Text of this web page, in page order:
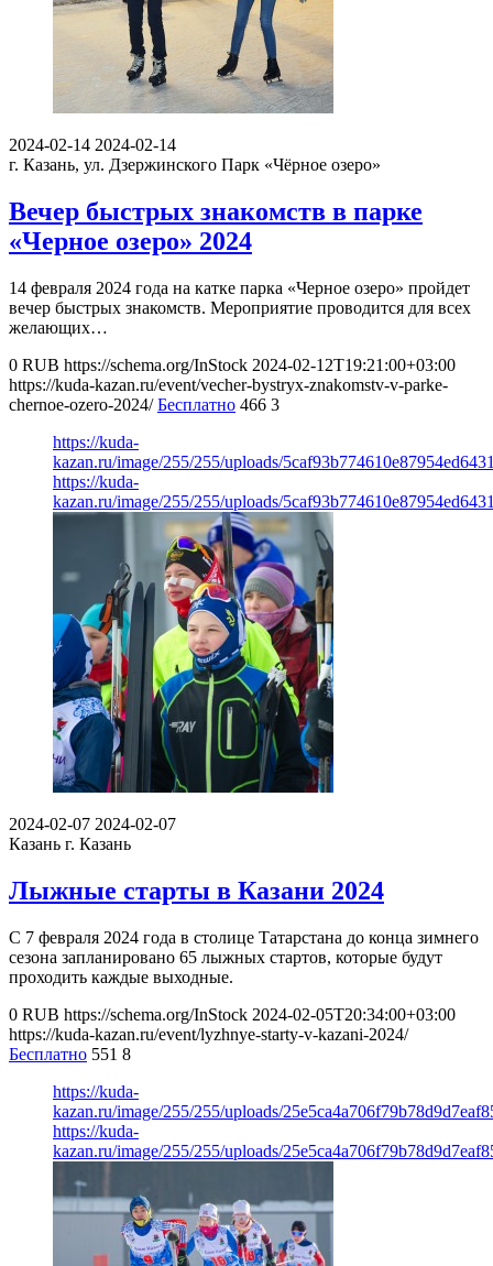
2024-02-14 2024-02-14
г. Казань, ул. Дзержинского Парк «Чёрное озеро»
Вечер быстрых знакомств в парке
«Черное озеро» 2024
14 февраля 2024 года на катке парка «Черное озеро» пройдет
вечер быстрых знакомств. Мероприятие проводится для всех
желающих…
0 RUB https://schema.org/InStock 2024-02-12T19:21:00+03:00
https://kuda-kazan.ru/event/vecher-bystryx-znakomstv-v-parke-
chernoe-ozero-2024/ Бесплатно 466 3
https://kuda-
kazan.ru/image/255/255/uploads/
https://kuda-
kazan.ru/image/255/255/uploads/
2024-02-07 2024-02-07
Казань г. Казань
Лыжные старты в Казани 2024
С 7 февраля 2024 года в столице Татарстана до конца зимнего
сезона запланировано 65 лыжных стартов, которые будут
проходить каждые выходные.
0 RUB https://schema.org/InStock 2024-02-05T20:34:00+03:00
https://kuda-kazan.ru/event/lyzhnye-starty-v-kazani-2024/
Бесплатно 551 8
https://kuda-
kazan.ru/image/255/255/uploads/
https://kuda-
kazan.ru/image/255/255/uploads/